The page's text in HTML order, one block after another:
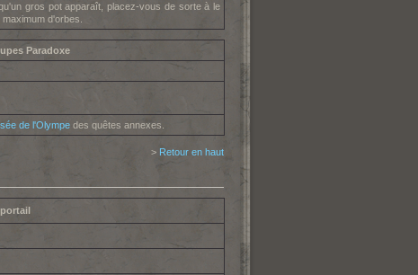
gros pot apparaît, placez-vous de sorte à le
d'orbes.
Paradoxe
de l'Olympe des quêtes annexes.
> Retour en haut